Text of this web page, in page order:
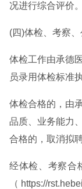
况进行综合评价。
(四)体检、考察
体检工作由承德
员录用体检标准执
体检合格的，由
品质、业务能力
合格的，取消拟
经体检、考察合
（https://